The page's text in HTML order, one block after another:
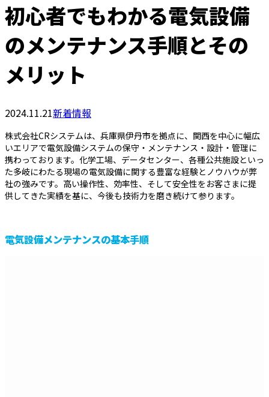
初心者でもわかる電気設備
のメンテナンス手順とその
メリット
2024.11.21新着情報
株式会社CRシステムは、兵庫県伊丹市を拠点に、関西を中心に幅広
いエリアで電気設備システムの保守・メンテナンス・設計・管理に
携わっております。化学工場、データセンター、各種公共施設といっ
た多岐にわたる現場の電気設備に関する豊富な経験とノウハウが弊
社の強みです。高い操作性、効率性、そして安全性をお客さまに提
供してきた実績を基に、今後も技術力を磨き続けて参ります。
電気設備メンテナンスの基本手順